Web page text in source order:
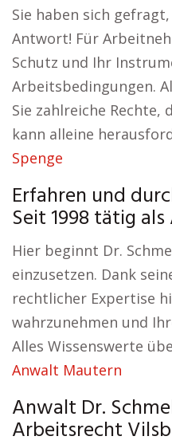
Sie haben sich
Antwort! Für
Schutz und Ihr
Arbeitsbedingungen.
Sie zahlreiche Rechte,
kann alleine
Spenge
Erfahren und
Seit 1998 tätig
Hier beginnt Dr.
einzusetzen. Dank
rechtlicher Expertise
wahrzunehmen und
Alles Wissenswerte
Anwalt Mautern
Anwalt Dr.
Arbeitsrecht